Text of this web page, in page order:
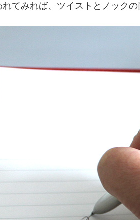
れてみれば、ツイストとノック